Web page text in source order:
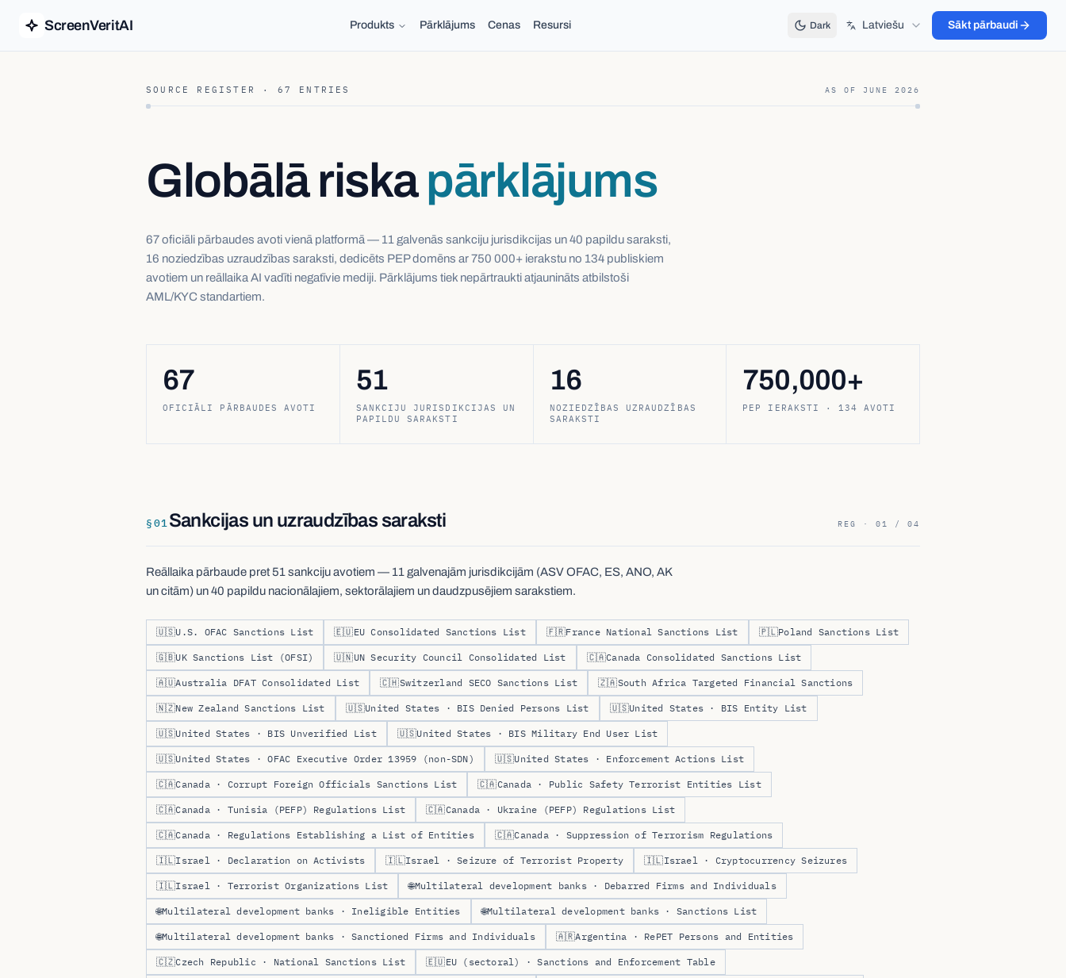
ScreenVeritAI Produkts Pārklājums Cenas Resursi Dark Latviešu Sākt pārbaudi
SOURCE REGISTER · 67 ENTRIES AS OF JUNE 2026
Globālā riska pārklājums
67 oficiāli pārbaudes avoti vienā platformā — 11 galvenās sankciju jurisdikcijas un 40 papildu saraksti,
16 noziedzības uzraudzības saraksti, dedicēts PEP domēns ar 750 000+ ierakstu no 134 publiskiem
avotiem un reāllaika AI vadīti negatīvie mediji. Pārklājums tiek nepārtraukti atjaunināts atbilstoši
AML/KYC standartiem.
67
OFICIĀLI PĀRBAUDES AVOTI
51
SANKCIJU JURISDIKCIJAS UN
PAPILDU SARAKSTI
16
NOZIEDZĪBAS UZRAUDZĪBAS
SARAKSTI
750,000+
PEP IERAKSTI · 134 AVOTI
§01Sankcijas un uzraudzības saraksti REG · 01 / 04
Reāllaika pārbaude pret 51 sankciju avotiem — 11 galvenajām jurisdikcijām (ASV OFAC, ES, ANO, AK
un citām) un 40 papildu nacionālajiem, sektorālajiem un daudzpusējiem sarakstiem.
🇺🇸U.S. OFAC Sanctions List 🇪🇺EU Consolidated Sanctions List 🇫🇷France National Sanctions List 🇵🇱Poland Sanctions List
🇬🇧UK Sanctions List (OFSI) 🇺🇳UN Security Council Consolidated List 🇨🇦Canada Consolidated Sanctions List
🇦🇺Australia DFAT Consolidated List 🇨🇭Switzerland SECO Sanctions List 🇿🇦South Africa Targeted Financial Sanctions
🇳🇿New Zealand Sanctions List 🇺🇸United States · BIS Denied Persons List 🇺🇸United States · BIS Entity List
🇺🇸United States · BIS Unverified List 🇺🇸United States · BIS Military End User List
🇺🇸United States · OFAC Executive Order 13959 (non-SDN) 🇺🇸United States · Enforcement Actions List
🇨🇦Canada · Corrupt Foreign Officials Sanctions List 🇨🇦Canada · Public Safety Terrorist Entities List
🇨🇦Canada · Tunisia (PEFP) Regulations List 🇨🇦Canada · Ukraine (PEFP) Regulations List
🇨🇦Canada · Regulations Establishing a List of Entities 🇨🇦Canada · Suppression of Terrorism Regulations
🇮🇱Israel · Declaration on Activists 🇮🇱Israel · Seizure of Terrorist Property 🇮🇱Israel · Cryptocurrency Seizures
🇮🇱Israel · Terrorist Organizations List 🌐Multilateral development banks · Debarred Firms and Individuals
🌐Multilateral development banks · Ineligible Entities 🌐Multilateral development banks · Sanctions List
🌐Multilateral development banks · Sanctioned Firms and Individuals 🇦🇷Argentina · RePET Persons and Entities
🇨🇿Czech Republic · National Sanctions List 🇪🇺EU (sectoral) · Sanctions and Enforcement Table